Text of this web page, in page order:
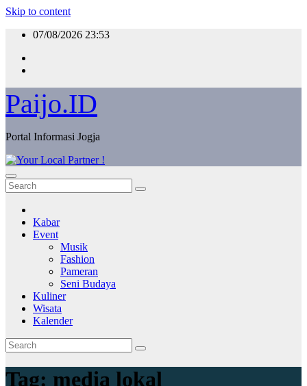
Skip to content
07/08/2026 23:53
Paijo.ID
Portal Informasi Jogja
Kabar
Event
Musik
Fashion
Pameran
Seni Budaya
Kuliner
Wisata
Kalender
Tag: media lokal